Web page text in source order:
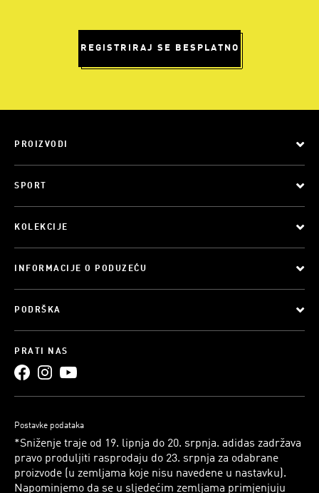
REGISTRIRAJ SE BESPLATNO
PROIZVODI
SPORT
KOLEKCIJE
INFORMACIJE O PODUZEĆU
PODRŠKA
PRATI NAS
Postavke podataka
*Sniženje traje od 19. lipnja do 20. srpnja. adidas zadržava
pravo produljiti rasprodaju do 23. srpnja za odabrane
proizvode (u zemljama koje nisu navedene u nastavku).
Napominjemo da se u sljedećim zemljama primjenjuju